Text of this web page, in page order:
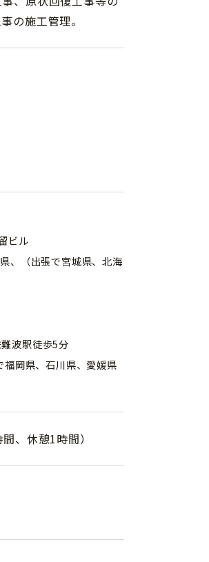
の施工管理。
ビル
、（出張で宮城県、北海
波駅徒歩5分
岡県、石川県、愛媛県
、休憩1時間）